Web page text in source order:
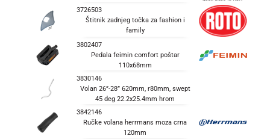
3726503
Štitnik zadnjeg točka za fashion i
family
3802407
Pedala feimin comfort poštar
110x68mm
3830146
Volan 26”-28” 620mm, r80mm, swept
45 deg 22.2x25.4mm hrom
3842146
Ručke volana herrmans moza crna
120mm